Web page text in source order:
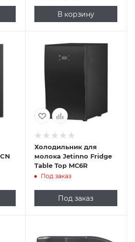
В корзину
Холодильник для
молока Jetinno Fridge
Table Top MС6R
Под заказ
Под заказ